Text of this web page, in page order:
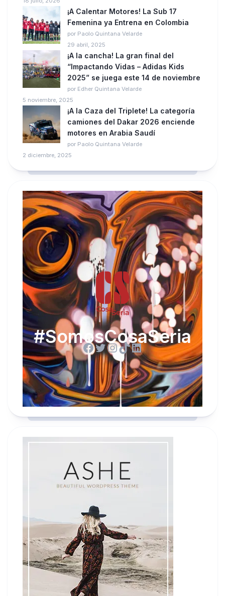
¡A Calentar Motores! La Sub 17
Femenina ya Entrena en Colombia
por Paolo Quintana Velarde
29 abril, 2025
¡A la cancha! La gran final del
“Impactando Vidas – Adidas Kids
2025” se juega este 14 de noviembre
por Edher Quintana Velarde
5 noviembre, 2025
¡A la Caza del Triplete! La categoría
camiones del Dakar 2026 enciende
motores en Arabia Saudí
por Paolo Quintana Velarde
2 diciembre, 2025
#SomosCosaSeria
Facebook
Twitter
Instagram
TikTok
LinkedIn